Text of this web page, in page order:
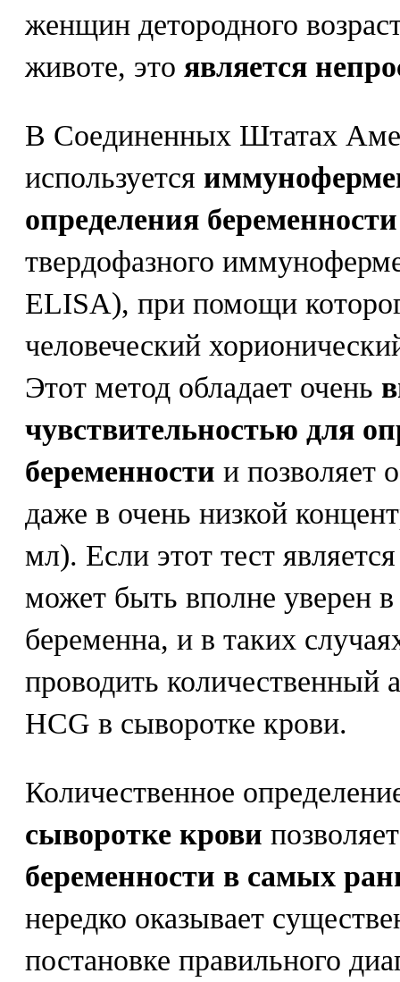
женщин детородного
животе, это является
В Соединенных Штатах
используется
определения беременности
твердофазного
ELISA), при помощи
человеческий
Этот метод обладает очень
чувствительностью для
беременности и позволяет
даже в очень низкой
мл). Если этот тест
может быть вполне уверен
беременна, и в таких
проводить количественный
HCG в сыворотке крови.
Количественное
сыворотке крови
беременности в самых
нередко оказывает
постановке правильного